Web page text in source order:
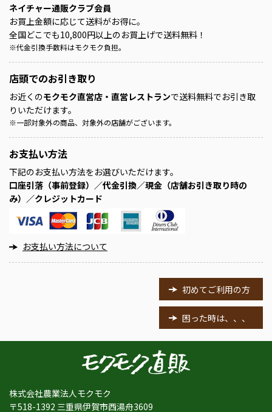
ネイチャー通販クラブ会員
お買上金額に応じて送料がお得に。
全国どこでも10,800円以上のお買上げで送料無料！
※代金引換手数料はモクモク負担。
店頭でのお引き取り
お近くのモクモク直営店・直営レストランで送料無料でお引き取
りいただけます。
※一部対象外の商品、対象外の店舗がございます。
お支払い方法
下記のお支払い方法をお選びいただけます。
口座引落（事前登録）／代金引換／現金（店舗お引き取り時の
み）／クレジットカード
お支払い方法について
初めてご利用の方
困った時は、、、
株式会社農業法人モクモク
〒518-1392 三重県伊賀市西湯舟3609